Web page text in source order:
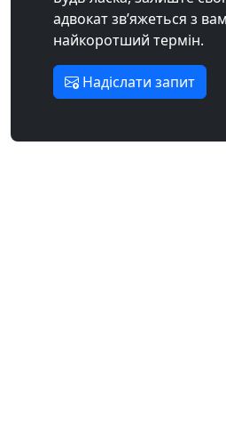
адвокат зв’яжеться з
найкоротший термін.
Надіслати запит